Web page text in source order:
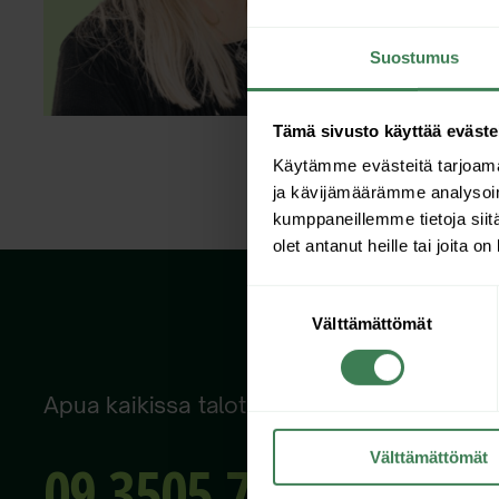
Suostumus
Tämä sivusto käyttää
Käytämme evästeitä
ja kävijämäärämme
kumppaneillemme tietoja
olet antanut heille tai joita
Välttämättömät
Välttämättömät
Apua kaikissa talotekniikan asioissa